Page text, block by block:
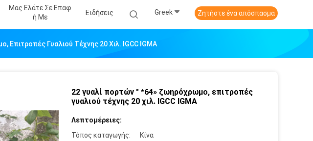
Μας Ελάτε Σε Επαφ
Ή Με
Ειδήσεις Greek Ζητήστε ένα απόσπασμα
Επιτροπές Γυαλιού Τέχνης 20 Χιλ. IGCC IGMA
22 γυαλί πορτών " *64» ζωηρόχρωμο, επιτροπές
γυαλιού τέχνης 20 χιλ. IGCC IGMA
Λεπτομέρειες:
Τόπος καταγωγής:
Κίνα